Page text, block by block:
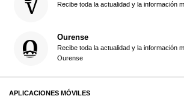
Recibe toda la actualidad y la información
Ourense
Recibe toda la actualidad y la información
Ourense
APLICACIONES MÓVILES